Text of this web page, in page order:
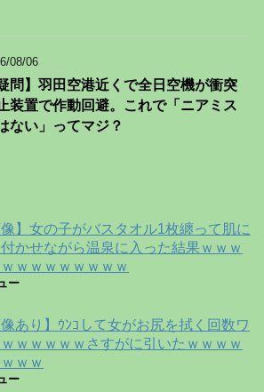
08/06
疑問】羽田空港近くで全日空機が衝突
装置で作動回避。これで「ニアミス
ない」ってマジ？
像】女の子がバスタオル1枚纏って肌に
かせながら温泉に入った結果ｗｗｗ
ｗｗｗｗｗｗｗｗ
ー
像あり】ｳﾝｺして女がお尻を拭く回数ワ
ｗｗｗｗｗｗさすがに引いたｗｗｗｗ
ｗｗ
ー